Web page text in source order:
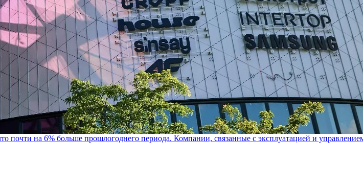
почти на 6% больше прошлогоднего периода. Компании, связанные с эксплуатацией и